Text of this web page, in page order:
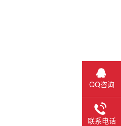
QQ咨询
联系电话